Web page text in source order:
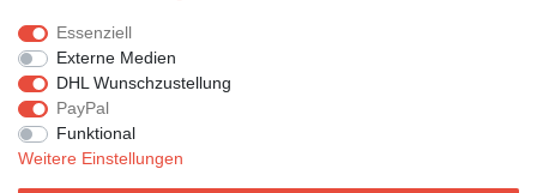
Widerrufs­recht Vertrag widerrufen
Essenziell
Externe Medien
DHL Wunschzustellung
PayPal
Funktional
Weitere Einstellungen